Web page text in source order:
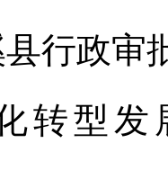
行政审
转型发